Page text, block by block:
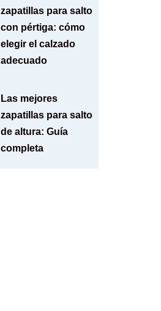
zapatillas para salto
con pértiga: cómo
elegir el calzado
adecuado
Las mejores
zapatillas para salto
de altura: Guía
completa